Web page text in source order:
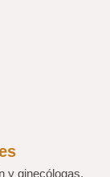
y ginecólogas.